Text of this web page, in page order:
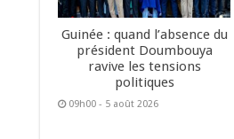
Guinée : quand l’absence du
président Doumbouya
ravive les tensions
politiques
09h00 - 5 août 2026